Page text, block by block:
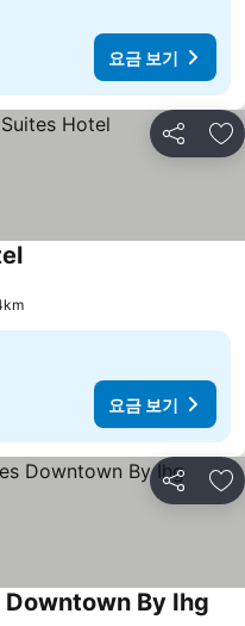
요금 보기
공유 즐
요금 보기
공유 즐
By Ihg